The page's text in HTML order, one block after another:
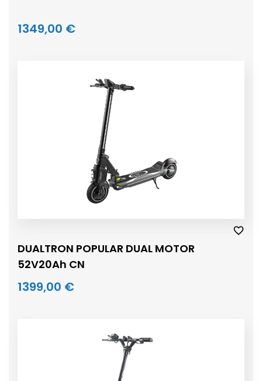
1349,00 €
DUALTRON POPULAR DUAL MOTOR
52V20Ah CN
1399,00 €